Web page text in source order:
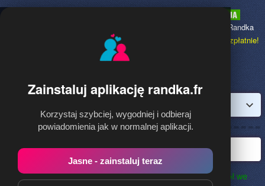
Zainstaluj aplikację randka.fr
Korzystaj szybciej, wygodniej i odbieraj
powiadomienia jak w normalnej aplikacji.
Jasne - zainstaluj teraz
to najpopularniejsza Randka
dla Polaków w Francji,
dołącz bezpłatnie!
Najlepsza randka we Francji!
Randka.fr to najlepszy sposób na poznanie nowych przyjaciół we